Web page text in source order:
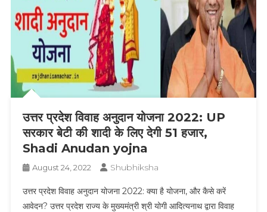
उत्तर प्रदेश विवाह अनुदान योजना 2022: UP
सरकार बेटी की शादी के लिए देगी 51 हजार,
Shadi Anudan yojna
August 24, 2022 Shubhiksha
उत्तर प्रदेश विवाह अनुदान योजना 2022: क्या है योजना, और कैसे करें
आवेदन? उत्तर प्रदेश राज्य के मुख्यमंत्री श्री योगी आदित्यनाथ द्वारा विवाह